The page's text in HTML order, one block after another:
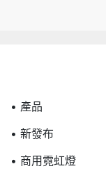
• 產品
• 新發布
• 商用霓虹燈